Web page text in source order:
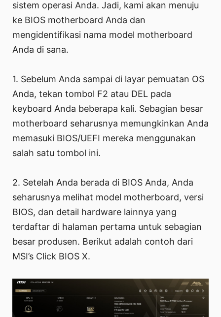
sistem operasi Anda. Jadi, kami akan menuju
ke BIOS motherboard Anda dan
mengidentifikasi nama model motherboard
Anda di sana.
1. Sebelum Anda sampai di layar pemuatan OS
Anda, tekan tombol F2 atau DEL pada
keyboard Anda beberapa kali. Sebagian besar
motherboard seharusnya memungkinkan Anda
memasuki BIOS/UEFI mereka menggunakan
salah satu tombol ini.
2. Setelah Anda berada di BIOS Anda, Anda
seharusnya melihat model motherboard, versi
BIOS, dan detail hardware lainnya yang
terdaftar di halaman pertama untuk sebagian
besar produsen. Berikut adalah contoh dari
MSI’s Click BIOS X.